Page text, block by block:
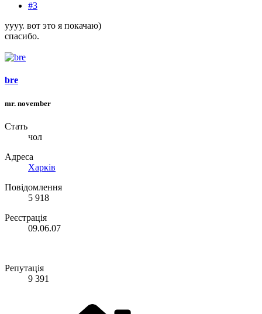
#3
уууу. вот это я покачаю)
спасибо.
bre
mr. november
Стать
чол
Адреса
Харків
Повідомлення
5 918
Реєстрація
09.06.07
Репутація
9 391